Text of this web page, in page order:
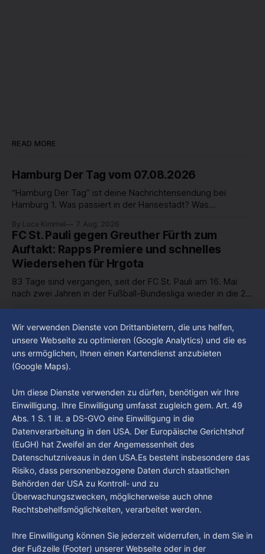
READ MORE
Hamburg Der Tag vom 07.08.2026
“Hamburg Der Tag” ist deine Nachrichtensendung bei
Hamburg 1. Was passiert in der Hansestadt? Was
in unserer Stadt an? Fragen, die von Montag bis Freitag LIVE
um 18 Uhr beantwortet werden - auf YouTube und im TV.
By Luca Kimmel 7. Aug. 2026
FC St. Pauli gegen Greuther Fürth zum
Auftakt: Rapps Premiere und schnelles
Wiedersehen für Hrgota
83 Tage sind vergangen, seit der FC St. Pauli am 16. Mai
nach zwei Jahren in der Fußball-Bundesliga wieder in die 2.
haben den Kiezclub verlassen. Dafür kamen in den letzten
Wochen einige
Im Gespräch mit Christian Pothe - Heute zu
Gast: Götz Tintelnot
By Luca Kimmel 6. Aug. 2026
Nissi's Kunstwelt - Folge 18
By Luca Kimmel 6. Aug. 2026
Wir verwenden Dienste von Drittanbietern, die uns helfen,
unsere Webseite zu optimieren (Google Analytics) und die es
uns ermöglichen, Ihnen einen Kartendienst anzubieten
(Google Maps).
Um diese Dienste verwenden zu dürfen, benötigen wir Ihre
Einwilligung. Ihre Einwilligung umfasst zugleich gem. Art. 49
Abs. 1 S. 1 lit. a DS-GVO eine Einwilligung in die
Datenverarbeitung in den USA. Der Europäische Gerichtshof
(EuGH) hat Zweifel an der Angemessenheit des
Datenschutzniveaus in den USA.Es besteht insbesondere das
Risiko, dass personenbezogene Daten durch staatlichen
Behörden der USA zu Kontroll- und zu
Überwachungszwecken, möglicherweise auch ohne
Rechtsbehelfsmöglichkeiten, verarbeitet werden.
Ihre Einwilligung können Sie jederzeit widerrufen, in dem Sie in
der Fußzeile (Footer) unserer Webseite oder in der